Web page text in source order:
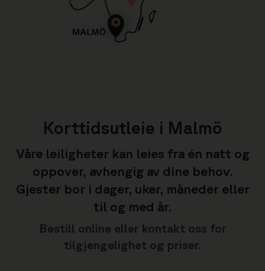
Korttidsutleie i Malmö
Våre leiligheter kan leies fra én natt og
oppover, avhengig av dine behov.
Gjester bor i dager, uker, måneder eller
til og med år.
Bestill online eller kontakt oss for
tilgjengelighet og priser.